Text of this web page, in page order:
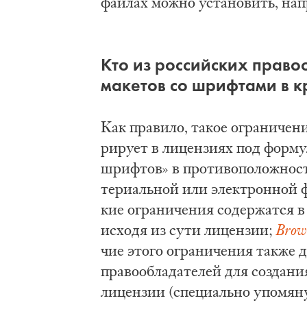
Кто из рос­сий­ских
ма­ке­тов со шриф­та­ми в
Как пра­ви­ло, та­кое
ри­ру­ет в ли­цен­зи­ях под
шриф­тов» в
те­ри­аль­ной или
кие огра­ни­че­ния со­дер­жат­ся
ис­хо­дя из су­ти ли­цен­зии;
чие это­го огра­ни­че­ния
пра­во­об­ла­да­те­лей для
ли­цен­зии (спе­ци­аль­но